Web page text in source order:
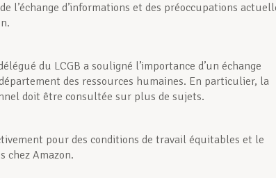
l’échange d’informations et des préoccupations
du LCGB a souligné l’importance d’un échange
des ressources humaines. En particulier, la
doit être consultée sur plus de sujets.
pour des conditions de travail équitables et le
chez Amazon.